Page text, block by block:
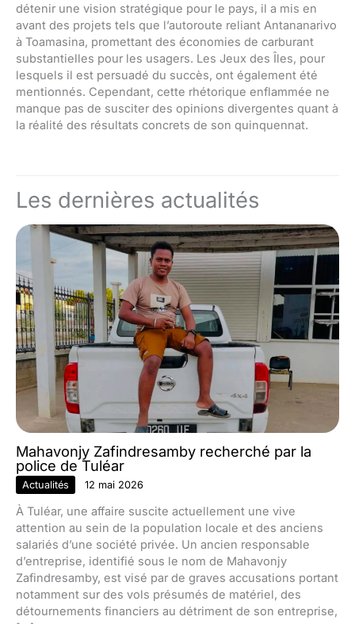
détenir une vision stratégique pour le pays, il a mis en
avant des projets tels que l’autoroute reliant Antananarivo
à Toamasina, promettant des économies de carburant
substantielles pour les usagers. Les Jeux des Îles, pour
lesquels il est persuadé du succès, ont également été
mentionnés. Cependant, cette rhétorique enflammée ne
manque pas de susciter des opinions divergentes quant à
la réalité des résultats concrets de son quinquennat.
Les dernières actualités
Mahavonjy Zafindresamby recherché par la
police de Tuléar
Actualités 12 mai 2026
À Tuléar, une affaire suscite actuellement une vive
attention au sein de la population locale et des anciens
salariés d’une société privée. Un ancien responsable
d’entreprise, identifié sous le nom de Mahavonjy
Zafindresamby, est visé par de graves accusations portant
notamment sur des vols présumés de matériel, des
détournements financiers au détriment de son entreprise,